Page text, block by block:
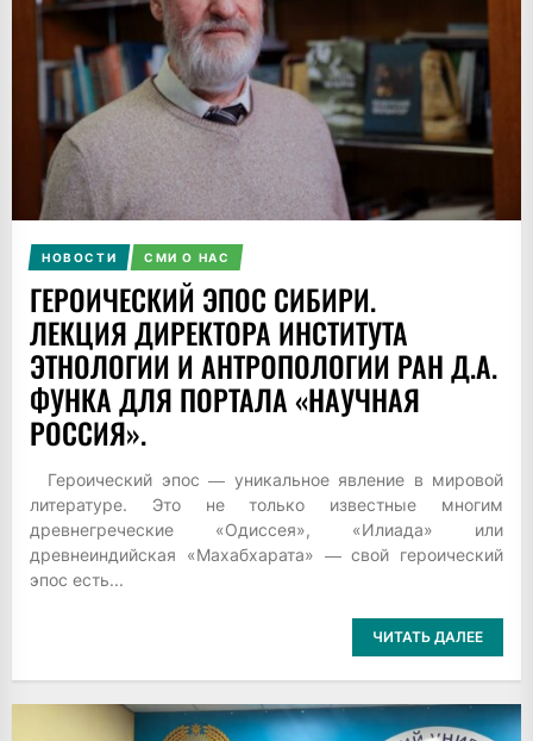
НОВОСТИ СМИ О НАС
ГЕРОИЧЕСКИЙ ЭПОС СИБИРИ.
ЛЕКЦИЯ ДИРЕКТОРА ИНСТИТУТА
ЭТНОЛОГИИ И АНТРОПОЛОГИИ РАН Д.А.
ФУНКА ДЛЯ ПОРТАЛА «НАУЧНАЯ
РОССИЯ».
Героический эпос ― уникальное явление в мировой
литературе. Это не только известные многим
древнегреческие «Одиссея», «Илиада» или
древнеиндийская «Махабхарата» ― свой героический
эпос есть...
ЧИТАТЬ ДАЛЕЕ